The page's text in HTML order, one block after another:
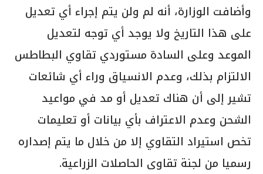
وأضافت الوزارة، أنه لم ولن يتم إجراء أي تعديل
على هذا التاريخ ولا يوجد أي توجه لتعديل
الموعد وعلى السادة مستوردي تقاوي البطاطس
الالتزام بذلك، وعدم الانسياق وراء أي شائعات
تشير إلى أن هناك تعديل أو مد في مواعيد
الشحن وعدم الاعتراف بأي بيانات أو تعليمات
تخص استيراد التقاوي إلا من خلال ما يتم إصداره
رسميا من لجنة تقاوى الحاصلات الزراعية.